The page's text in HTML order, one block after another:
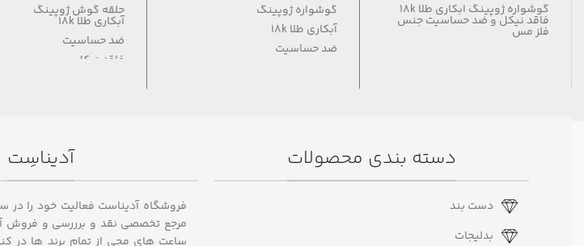
گوشواره ژوپینگ ابکاری طلا 18k
فاقد نیکل و ضد حساسیت جنس
فلز مس
گوشواره ژوپینگ
آبکاری طلا 18k
ضد حساسیت
حلقه گوش ژوپینگ
آبکاری طلا 18k
ضد حساسیت
فاقد نیکل
دسته بندی محصولات
دست بند
بدلیجات
آدیناسِت
مرجع تخصصی نقد و برررسی و فروش